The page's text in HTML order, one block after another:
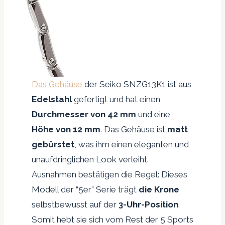
Das Gehäuse der Seiko SNZG13K1 ist aus
Edelstahlgefertigt und hat einen
Durchmesser von 42 mm und eine
Höhe von 12 mm. Das Gehäuse ist matt
gebürstet, was ihm einen eleganten und
unaufdringlichen Look verleiht.
Ausnahmen bestätigen die Regel: Dieses
Modell der “5er” Serie trägt die Krone
selbstbewusst auf der3-Uhr-Position.
Somit hebt sie sich vom Rest der 5 Sports